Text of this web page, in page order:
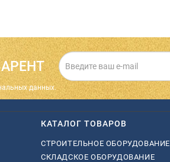
данных.
КАТАЛОГ ТОВАРОВ
СТРОИТЕЛЬНОЕ ОБОРУДОВАНИЕ
СКЛАДСКОЕ ОБОРУДОВАНИЕ